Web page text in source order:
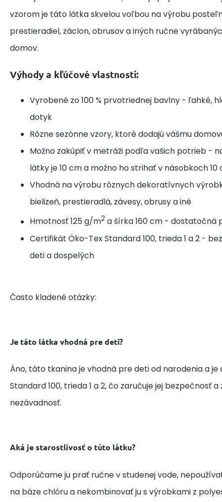
vzorom je táto látka skvelou voľbou na výrobu
prestieradiel, záclon, obrusov a iných ručne
domov.
Výhody a kľúčové vlastnosti:
Vyrobené zo 100 % prvotriednej bavlny - ľahké,
dotyk
Rôzne sezónne vzory, ktoré dodajú vášmu
Možno zakúpiť v metráži podľa vašich potrieb -
látky je 10 cm a možno ho strihať v násobkoch 10
Vhodná na výrobu rôznych dekoratívnych
bielizeň, prestieradlá, závesy, obrusy a iné
Hmotnosť 125 g/m2 a šírka 160 cm - dostatočná
Certifikát Öko-Tex Standard 100, trieda 1 a 2 -
deti a dospelých
Často kladené otázky:
Je táto látka vhodná pre deti?
Áno, táto tkanina je vhodná pre deti od narodenia a
Standard 100, trieda 1 a 2, čo zaručuje jej bezpečnosť
nezávadnosť.
Aká je starostlivosť o túto látku?
Odporúčame ju prať ručne v studenej vode,
na báze chlóru a nekombinovať ju s výrobkami z